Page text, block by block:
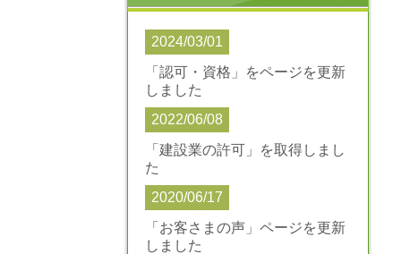
2024/03/01
「認可・資格」をページを更新
しました
2022/06/08
「建設業の許可」を取得しまし
た
2020/06/17
「お客さまの声」ページを更新
しました